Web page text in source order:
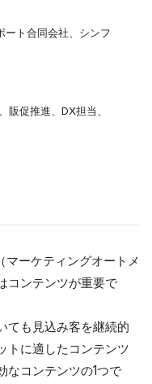
ート合同会社、シンフ
促推進、DX担当、
ーケティングオートメ
コンテンツが重要で
ても見込み客を継続的
トに適したコンテンツ
なコンテンツの1つで